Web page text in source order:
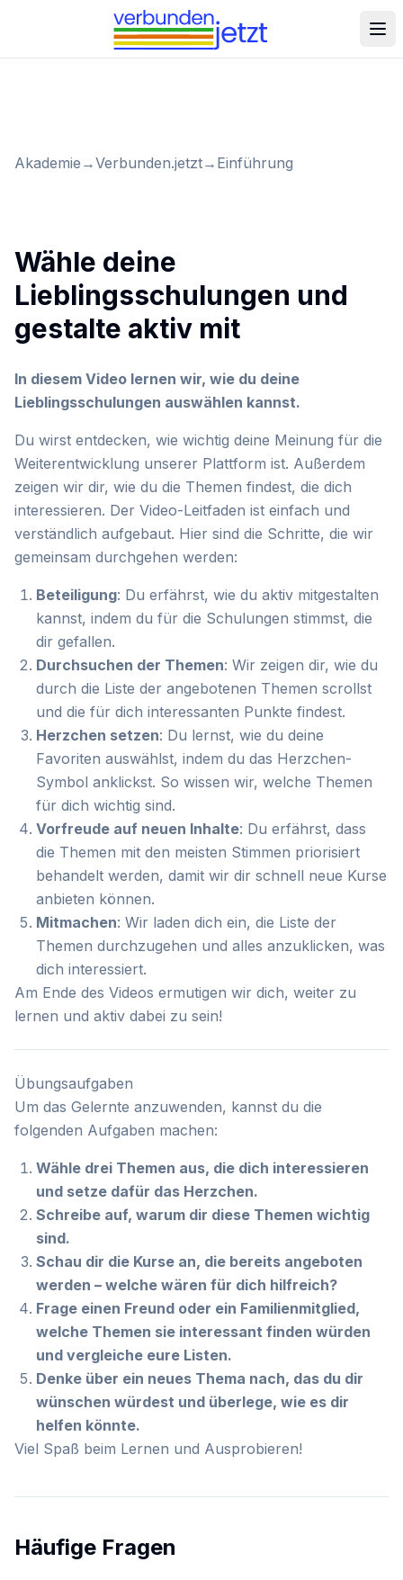
Akademie →Verbunden.jetzt→ Einführung
Wähle deine
Lieblingsschulungen und
gestalte aktiv mit
In diesem Video lernen wir, wie du deine
Lieblingsschulungen auswählen kannst.
Du wirst entdecken, wie wichtig deine Meinung für die
Weiterentwicklung unserer Plattform ist. Außerdem
zeigen wir dir, wie du die Themen findest, die dich
interessieren. Der Video-Leitfaden ist einfach und
verständlich aufgebaut. Hier sind die Schritte, die wir
gemeinsam durchgehen werden:
Beteiligung: Du erfährst, wie du aktiv mitgestalten
kannst, indem du für die Schulungen stimmst, die
dir gefallen.
Durchsuchen der Themen: Wir zeigen dir, wie du
durch die Liste der angebotenen Themen scrollst
und die für dich interessanten Punkte findest.
Herzchen setzen: Du lernst, wie du deine
Favoriten auswählst, indem du das Herzchen-
Symbol anklickst. So wissen wir, welche Themen
für dich wichtig sind.
Vorfreude auf neuen Inhalte: Du erfährst, dass
die Themen mit den meisten Stimmen priorisiert
behandelt werden, damit wir dir schnell neue Kurse
anbieten können.
Mitmachen: Wir laden dich ein, die Liste der
Themen durchzugehen und alles anzuklicken, was
dich interessiert.
Am Ende des Videos ermutigen wir dich, weiter zu
lernen und aktiv dabei zu sein!
Übungsaufgaben
Um das Gelernte anzuwenden, kannst du die
folgenden Aufgaben machen:
Wähle drei Themen aus, die dich interessieren
und setze dafür das Herzchen.
Schreibe auf, warum dir diese Themen wichtig
sind.
Schau dir die Kurse an, die bereits angeboten
werden – welche wären für dich hilfreich?
Frage einen Freund oder ein Familienmitglied,
welche Themen sie interessant finden würden
und vergleiche eure Listen.
Denke über ein neues Thema nach, das du dir
wünschen würdest und überlege, wie es dir
helfen könnte.
Viel Spaß beim Lernen und Ausprobieren!
Häufige Fragen